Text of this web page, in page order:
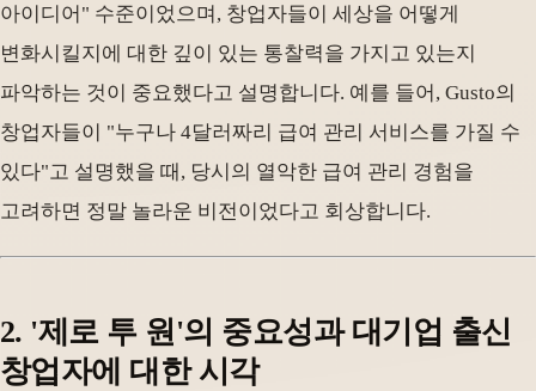
아이디어" 수준이었으며, 창업자들이 세상을 어떻게
변화시킬지에 대한 깊이 있는 통찰력을 가지고 있는지
파악하는 것이 중요했다고 설명합니다. 예를 들어, Gusto의
창업자들이 "누구나 4달러짜리 급여 관리 서비스를 가질 수
있다"고 설명했을 때, 당시의 열악한 급여 관리 경험을
고려하면 정말 놀라운 비전이었다고 회상합니다.
2. '제로 투 원'의 중요성과 대기업 출신
창업자에 대한 시각